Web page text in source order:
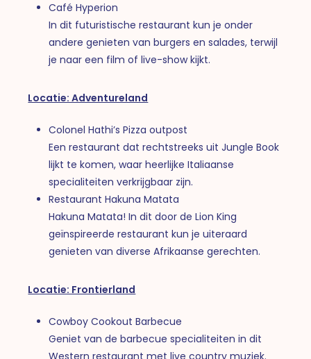
Café Hyperion
In dit futuristische restaurant kun je onder
andere genieten van burgers en salades, terwijl
je naar een film of live-show kijkt.
Locatie: Adventureland
Colonel Hathi’s Pizza outpost
Een restaurant dat rechtstreeks uit Jungle Book
lijkt te komen, waar heerlijke Italiaanse
specialiteiten verkrijgbaar zijn.
Restaurant Hakuna Matata
Hakuna Matata! In dit door de Lion King
geïnspireerde restaurant kun je uiteraard
genieten van diverse Afrikaanse gerechten.
Locatie: Frontierland
Cowboy Cookout Barbecue
Geniet van de barbecue specialiteiten in dit
Western restaurant met live country muziek.